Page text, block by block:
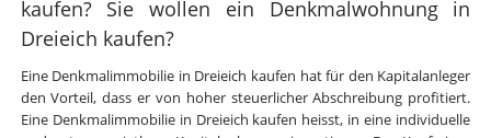
kaufen? Sie wollen ein Denkmalwohnung in
Dreieich kaufen?
Eine Denkmalimmobilie in Dreieich kaufen hat für den Kapitalanleger
den Vorteil, dass er von hoher steuerlicher Abschreibung profitiert.
Eine Denkmalimmobilie in Dreieich kaufen heisst, in eine individuelle